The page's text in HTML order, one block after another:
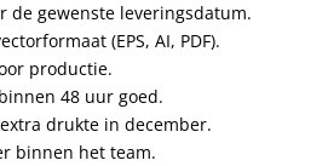
de gewenste leveringsdatum.
(EPS, AI, PDF).
productie.
48 uur goed.
drukte in december.
binnen het team.